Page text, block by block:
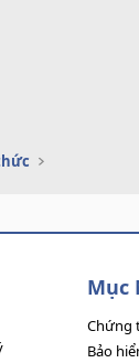
Mục
Chứng
Bảo